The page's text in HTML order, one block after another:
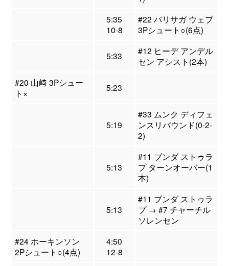
5:35
10-8
#22 バリサガ ウェブ
3Pシュート○(6点)
5:33
#12 ヒーデ アンデル
セン アシスト(2本)
#20 山﨑 3Pシュー
ト×
5:23
5:19
#33 ムンク ディフェ
ンスリバウンド(0-2-
2)
5:13
#11 ブンダ ストゥラ
プ ターンオーバー(1
本)
5:13
#11 ブンダ ストゥラ
プ → #7 チャーチル
ソレンセン
#24 ホーキンソン
2Pシュート○(4点)
4:50
12-8